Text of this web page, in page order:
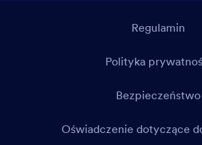
Regulamin
Polityka
Bezpieczeństwo
Oświadczenie dotyczące